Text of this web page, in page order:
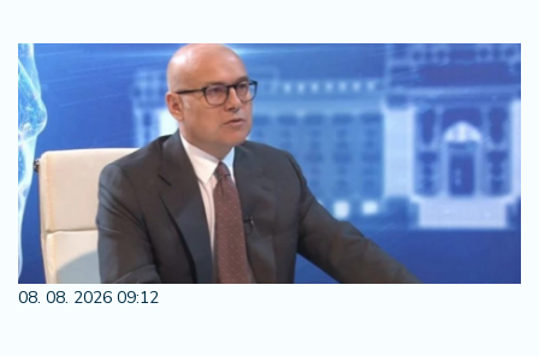
08. 08. 2026 09:12